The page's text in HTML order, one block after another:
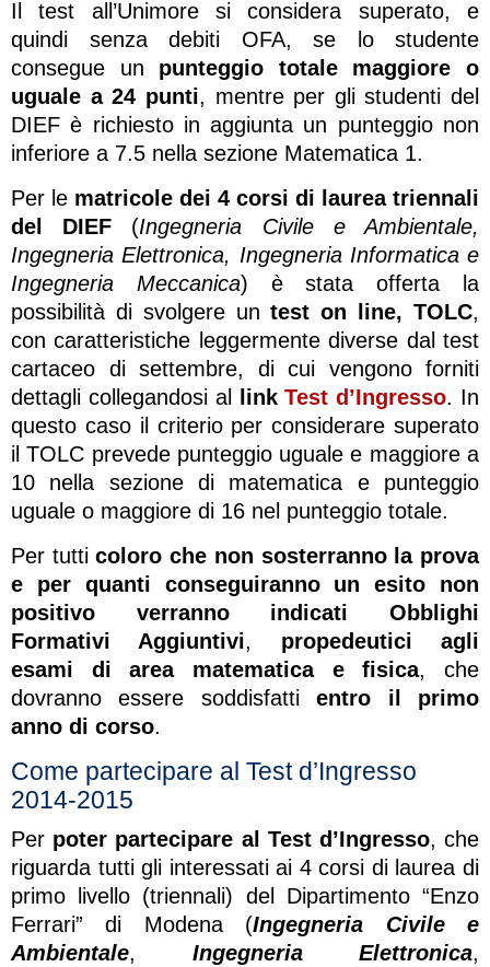
Il test all’Unimore si considera superato, e
quindi senza debiti OFA, se lo studente
consegue un punteggio totale maggiore o
uguale a 24 punti, mentre per gli studenti del
DIEF è richiesto in aggiunta un punteggio non
inferiore a 7.5 nella sezione Matematica 1.
Per le matricole dei 4 corsi di laurea triennali
del DIEF (Ingegneria Civile e Ambientale,
Ingegneria Elettronica, Ingegneria Informatica e
Ingegneria Meccanica) è stata offerta la
possibilità di svolgere untest on line, TOLC,
con caratteristiche leggermente diverse dal test
cartaceo di settembre, di cui vengono forniti
dettagli collegandosi al
linkTest d’Ingresso. In
questo caso il criterio per considerare superato
il TOLC prevede punteggio uguale e maggiore a
10 nella sezione di matematica e punteggio
uguale o maggiore di 16 nel punteggio totale.
Per tutticoloro che non sosterranno la prova
e per quanti conseguiranno un esito non
positivo verranno indicati Obblighi
Formativi Aggiuntivi, propedeutici agli
esami di area matematica e fisica, che
dovranno essere soddisfattientro il primo
anno di corso.
Come partecipare al Test d’Ingresso
2014-2015
Per poter partecipare al Test d’Ingresso, che
riguarda tutti gli interessati ai 4 corsi di laurea di
primo livello (triennali) del Dipartimento “Enzo
Ferrari” di Modena (Ingegneria Civile e
Ambientale, Ingegneria Elettronica,